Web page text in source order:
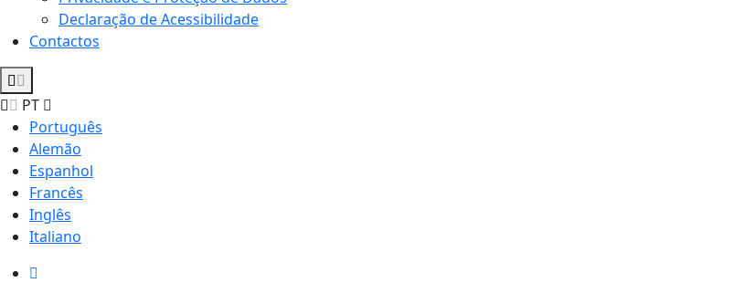
Declaração de Acessibilidade
Contactos
PT
Português
Alemão
Espanhol
Francês
Inglês
Italiano